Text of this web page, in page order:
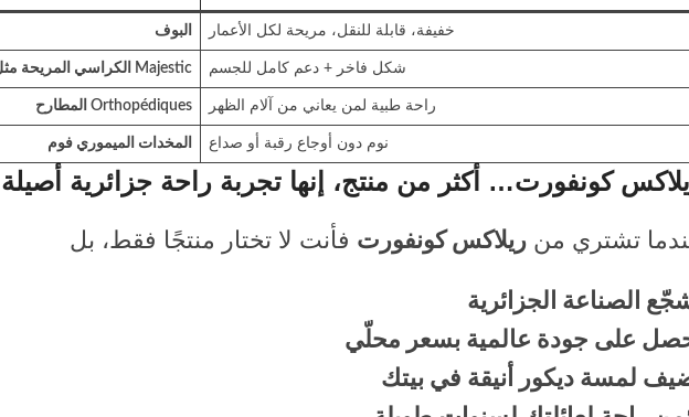
البوف خفيفة، قابلة للنقل، مريحة لكل الأعمار
الكراسي المريحة مثل Majestic شكل فاخر + دعم كامل للجسم
المطارح Orthopédiques راحة طبية لمن يعاني من آلام الظهر
المخدات الميموري فوم نوم دون أوجاع رقبة أو صداع
كونفورت… أكثر من منتج، إنها تجربة راحة جزائرية أصيلة
تشتري منريلاكس كونفورت فأنت لا تختار منتجًا فقط، بل
الصناعة الجزائرية
على جودة عالمية بسعر محلّي
لمسة ديكور أنيقة في بيتك